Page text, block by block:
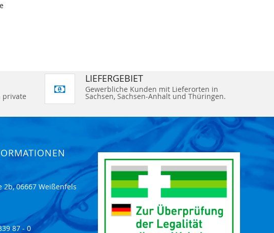
private
LIEFERGEBIET
Gewerbliche Kunden mit Lieferorten in
Sachsen, Sachsen-Anhalt und Thüringen.
2b, 06667 Weißenfels
87 - 0